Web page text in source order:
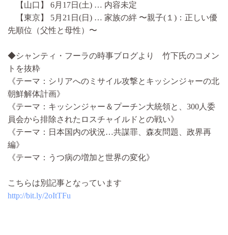
【山口】 6月17日(土) … 内容未定
【東京】 5月21日(日) … 家族の絆 〜親子(１)：正しい優
先順位（父性と母性）〜
◆シャンティ・フーラの時事ブログより 竹下氏のコメン
トを抜粋
《テーマ：シリアへのミサイル攻撃とキッシンジャーの北
朝鮮解体計画》
《テーマ：キッシンジャー＆プーチン大統領と、300人委
員会から排除されたロスチャイルドとの戦い》
《テーマ：日本国内の状況…共謀罪、森友問題、政界再
編》
《テーマ：うつ病の増加と世界の変化》
こちらは別記事となっています
http://bit.ly/2oItTFu